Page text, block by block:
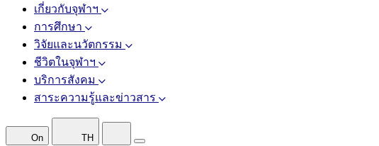
เกี่ยวกับจุฬาฯ
การศึกษา
วิจัยและนวัตกรรม
ชีวิตในจุฬาฯ
บริการสังคม
สาระความรู้และข่าวสาร
On TH